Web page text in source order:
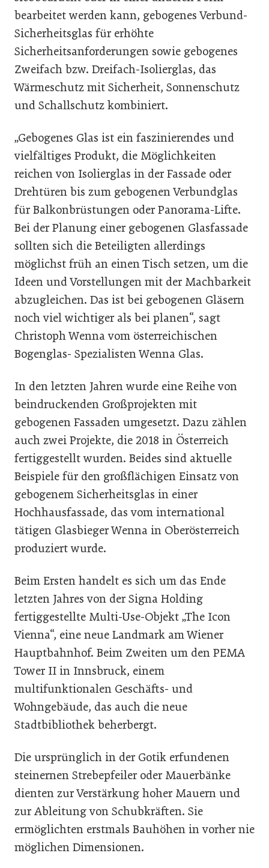
bearbeitet werden kann, gebogenes Verbund-
Sicherheitsglas für erhöhte
Sicherheitsanforderungen sowie gebogenes
Zweifach bzw. Dreifach-Isolierglas, das
Wärmeschutz mit Sicherheit, Sonnenschutz
und Schallschutz kombiniert.
„Gebogenes Glas ist ein faszinierendes und
vielfältiges Produkt, die Möglichkeiten
reichen von Isolierglas in der Fassade oder
Drehtüren bis zum gebogenen Verbundglas
für Balkonbrüstungen oder Panorama-Lifte.
Bei der Planung einer gebogenen Glasfassade
sollten sich die Beteiligten allerdings
möglichst früh an einen Tisch setzen, um die
Ideen und Vorstellungen mit der Machbarkeit
abzugleichen. Das ist bei gebogenen Gläsern
noch viel wichtiger als bei planen“, sagt
Christoph Wenna vom österreichischen
Bogenglas- Spezialisten Wenna Glas.
In den letzten Jahren wurde eine Reihe von
beindruckenden Großprojekten mit
gebogenen Fassaden umgesetzt. Dazu zählen
auch zwei Projekte, die 2018 in Österreich
fertiggestellt wurden. Beides sind aktuelle
Beispiele für den großflächigen Einsatz von
gebogenem Sicherheitsglas in einer
Hochhausfassade, das vom international
tätigen Glasbieger Wenna in Oberösterreich
produziert wurde.
Beim Ersten handelt es sich um das Ende
letzten Jahres von der Signa Holding
fertiggestellte Multi-Use-Objekt „The Icon
Vienna“, eine neue Landmark am Wiener
Hauptbahnhof. Beim Zweiten um den PEMA
Tower II in Innsbruck, einem
multifunktionalen Geschäfts- und
Wohngebäude, das auch die neue
Stadtbibliothek beherbergt.
Die ursprünglich in der Gotik erfundenen
steinernen Strebepfeiler oder Mauerbänke
dienten zur Verstärkung hoher Mauern und
zur Ableitung von Schubkräften. Sie
ermöglichten erstmals Bauhöhen in vorher nie
möglichen Dimensionen.